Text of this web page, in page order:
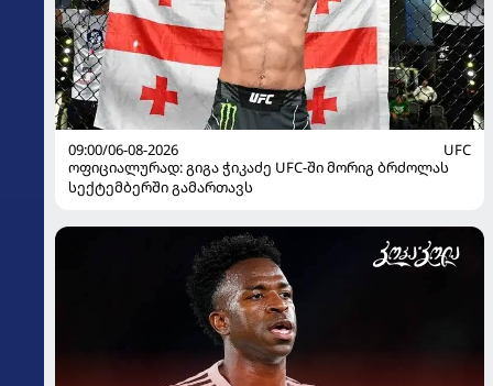
09:00/06-08-2026
UFC
ოფიციალურად: გიგა ჭიკაძე UFC-ში მორიგ ბრძოლას
სექტემბერში გამართავს